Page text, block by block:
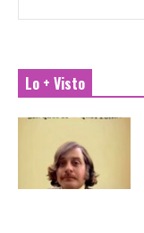
Lo + Visto